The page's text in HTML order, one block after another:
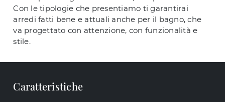
Con le tipologie che presentiamo ti garantirai
arredi fatti bene e attuali anche per il bagno, che
va progettato con attenzione, con funzionalità e
stile.
Caratteristiche